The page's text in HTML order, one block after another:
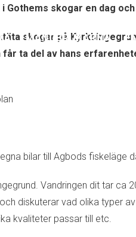
MÅNGBRUKARNA
Gothems skogar en dag
skogar på
får ta del av hans
bilar till Agbods
Vandringen dit tar
diskuterar vad olika typer
kvaliteter passar till etc.